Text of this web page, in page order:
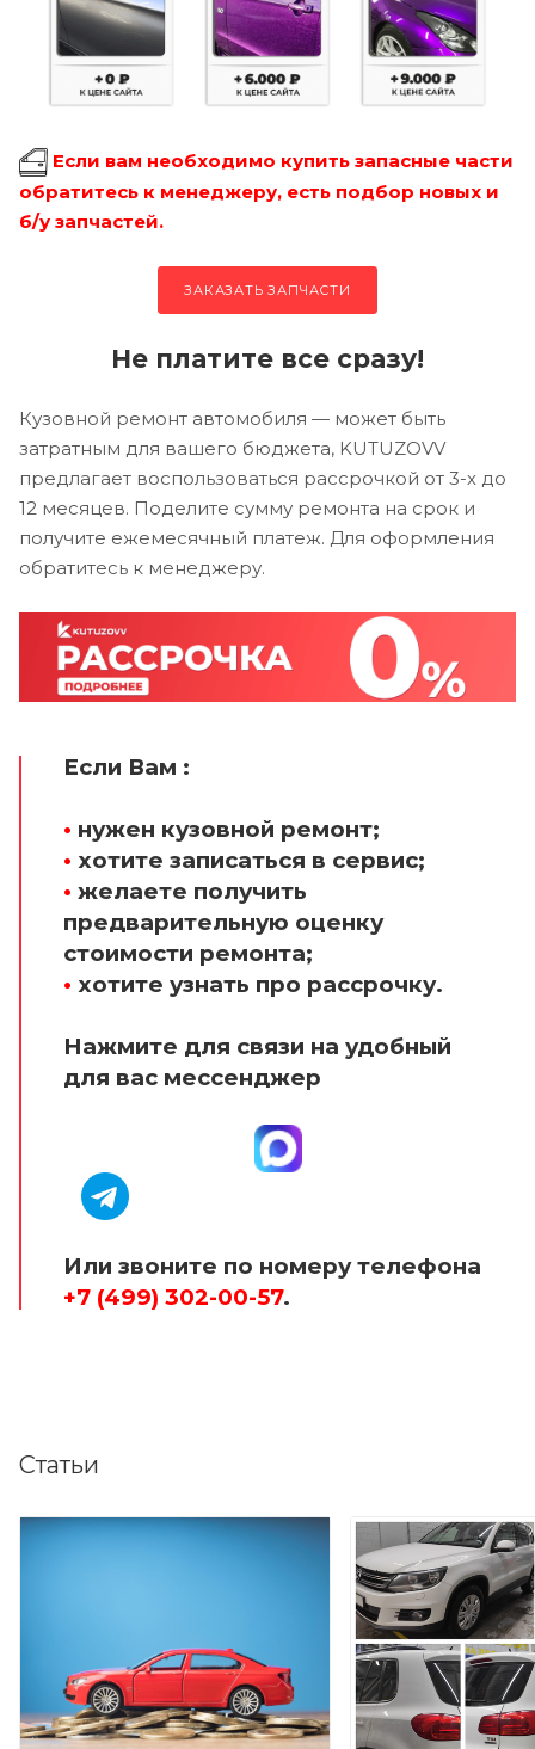
Если вам необходимо купить запасные части
обратитесь к менеджеру, есть подбор новых и
б/у запчастей.
ЗАКАЗАТЬ ЗАПЧАСТИ
Не платите все сразу!
Кузовной ремонт автомобиля — может быть
затратным для вашего бюджета, KUTUZOVV
предлагает воспользоваться рассрочкой от 3-х до
12 месяцев. Поделите сумму ремонта на срок и
получите ежемесячный платеж. Для оформления
обратитесь к менеджеру.
Если Вам :
• нужен кузовной ремонт;
• хотите записаться в сервис;
• желаете получить
предварительную оценку
стоимости ремонта;
• хотите узнать про рассрочку.
Нажмите для связи на удобный
для вас мессенджер
Или звоните по номеру телефона
+7 (499) 302-00-57.
Статьи